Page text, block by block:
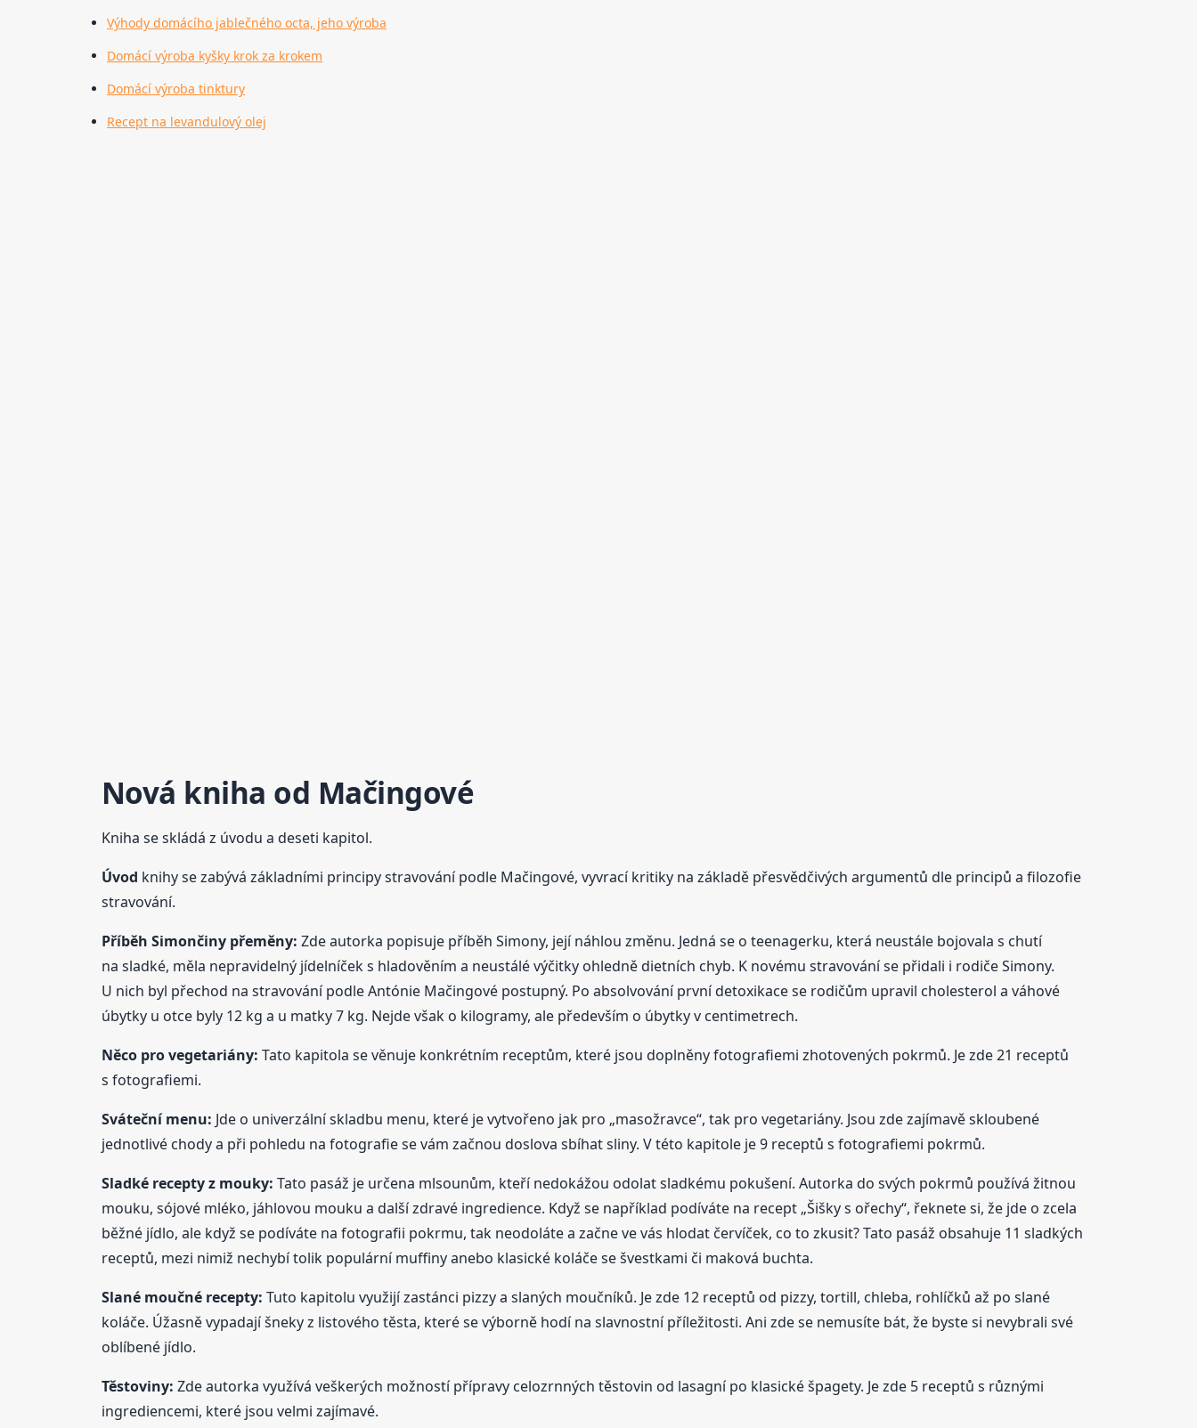
Výhody domácího jablečného octa, jeho výroba
Domácí výroba kyšky krok za krokem
Domácí výroba tinktury
Recept na levandulový olej
Nová kniha od Mačingové
Kniha se skládá z úvodu a deseti kapitol.
Úvod knihy se zabývá základními principy stravování podle Mačingové, vyvrací kritiky na základě přesvědčivých argumentů dle principů a filozofie
stravování.
Příběh Simončiny přeměny: Zde autorka popisuje příběh Simony, její náhlou změnu. Jedná se o teenagerku, která neustále bojovala s chutí
na sladké, měla nepravidelný jídelníček s hladověním a neustálé výčitky ohledně dietních chyb. K novému stravování se přidali i rodiče Simony.
U nich byl přechod na stravování podle Antónie Mačingové postupný. Po absolvování první detoxikace se rodičům upravil cholesterol a váhové
úbytky u otce byly 12 kg a u matky 7 kg. Nejde však o kilogramy, ale především o úbytky v centimetrech.
Něco pro vegetariány: Tato kapitola se věnuje konkrétním receptům, které jsou doplněny fotografiemi zhotovených pokrmů. Je zde 21 receptů
s fotografiemi.
Sváteční menu: Jde o univerzální skladbu menu, které je vytvořeno jak pro „masožravce“, tak pro vegetariány. Jsou zde zajímavě skloubené
jednotlivé chody a při pohledu na fotografie se vám začnou doslova sbíhat sliny. V této kapitole je 9 receptů s fotografiemi pokrmů.
Sladké receptyz mouky: Tato pasáž je určena mlsounům, kteří nedokážou odolat sladkému pokušení. Autorka do svých pokrmů používá žitnou
mouku, sójové mléko, jáhlovou mouku a další zdravé ingredience. Když se například podíváte na recept „Šišky s ořechy“, řeknete si, že jde o zcela
běžné jídlo, ale když se podíváte na fotografii pokrmu, tak neodoláte a začne ve vás hlodat červíček, co to zkusit? Tato pasáž obsahuje 11 sladkých
receptů, mezi nimiž nechybí tolik populární muffiny anebo klasické koláče se švestkami či maková buchta.
Slané moučné recepty: Tuto kapitolu využijí zastánci pizzy a slaných moučníků. Je zde 12 receptů od pizzy, tortill, chleba, rohlíčků až po slané
koláče. Úžasně vypadají šneky z listového těsta, které se výborně hodí na slavnostní příležitosti. Ani zde se nemusíte bát, že byste si nevybrali své
oblíbené jídlo.
Těstoviny: Zde autorka využívá veškerých možností přípravy celozrnných těstovin od lasagní po klasické špagety. Je zde 5 receptů s různými
ingrediencemi, které jsou velmi zajímavé.